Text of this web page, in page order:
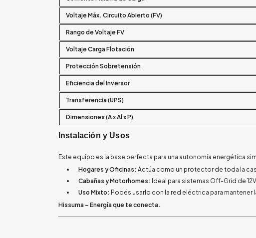
Voltaje Máx. Circuito Abierto (FV)
Rango de Voltaje FV
Voltaje Carga Flotación
Protección Sobretensión
Eficiencia del Inversor
Transferencia (UPS)
Dimensiones (A x Al x P)
Instalación y Usos
Este equipo es la base perfecta para una autonomía energética
Hogares y Oficinas: Actúa como un protector de toda la
Cabañas y Motorhomes: Ideal para sistemas Off-Grid de
Uso Mixto: Podés usarlo con la red eléctrica para
Hissuma – Energía que te conecta.